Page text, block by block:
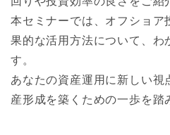
本セミナーでは、オフショア
果的な活用方法について、わ
す。
あなたの資産運用に新しい視
産形成を築くための一歩を踏